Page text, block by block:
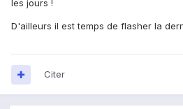
les jours !
D'ailleurs il est temps de flasher la
Citer